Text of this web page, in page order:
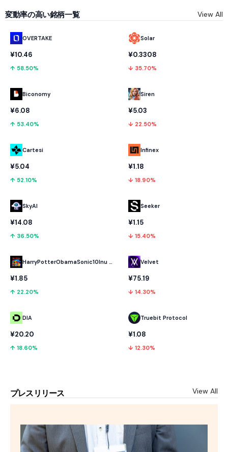
変動率の高い銘柄一覧 View All
OVERTAKE
¥10.46
↑ 58.50%
Biconomy
¥6.08
↑ 53.40%
Cartesi
¥5.04
↑ 52.10%
SkyAI
¥14.08
↑ 36.50%
HarryPotterObamaSonic10Inu (ETH)
¥1.85
↑ 22.20%
DIA
¥20.20
↑ 18.60%
Solar
¥0.3308
↓ 35.70%
Siren
¥5.03
↓ 22.50%
Infinex
¥1.18
↓ 18.90%
Seeker
¥1.15
↓ 15.40%
Velvet
¥75.19
↓ 14.30%
Truebit Protocol
¥1.08
↓ 12.30%
プレスリリース View All